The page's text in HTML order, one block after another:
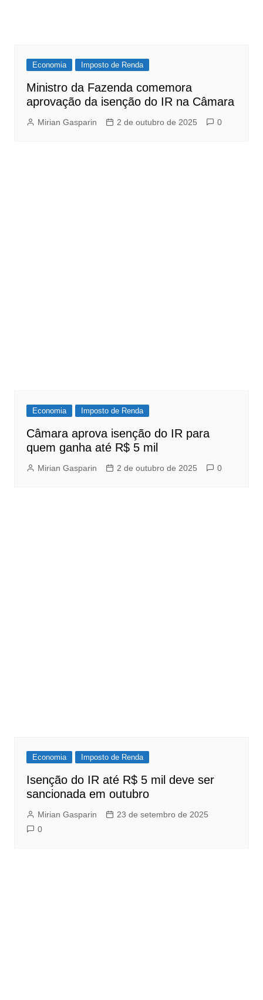
Economia Imposto de Renda
Ministro da Fazenda comemora
aprovação da isenção do IR na Câmara
Mirian Gasparin 2 de outubro de 2025 0
Economia Imposto de Renda
Câmara aprova isenção do IR para
quem ganha até R$ 5 mil
Mirian Gasparin 2 de outubro de 2025 0
Economia Imposto de Renda
Isenção do IR até R$ 5 mil deve ser
sancionada em outubro
Mirian Gasparin
23 de setembro de 2025
0